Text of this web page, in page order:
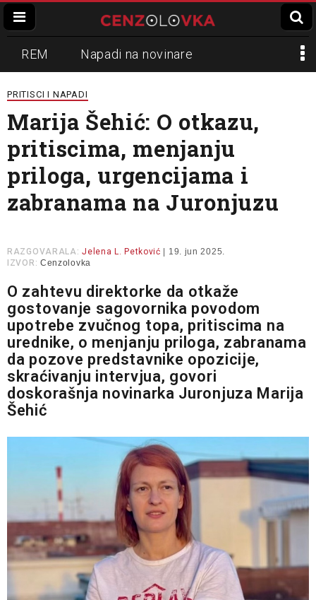
REM Napadi na novinare
Zvučni top
Propaganda Lokalni mediji
Informer Slavko Ćuruvija
PRITISCI I NAPADI
Marija Šehić: O otkazu,
pritiscima, menjanju
priloga, urgencijama i
zabranama na Juronjuzu
RAZGOVARALA: Jelena L. Petković | 19. jun 2025.
IZVOR: Cenzolovka
O zahtevu direktorke da otkaže
gostovanje sagovornika povodom
upotrebe zvučnog topa, pritiscima na
urednike, o menjanju priloga, zabranama
da pozove predstavnike opozicije,
skraćivanju intervjua, govori
doskorašnja novinarka Juronjuza Marija
Šehić